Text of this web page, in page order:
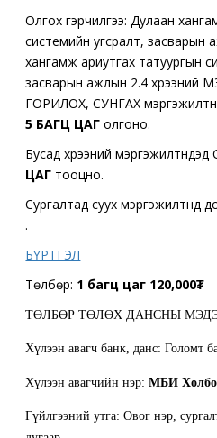
Олгох гэрчилгээ: Дулаан
системийн угсралт, засварын
хангамж ариутгах татуургын
засварын ажлын 2.4 хүрээний
ГОРИЛОХ, СУНГАХ
5 БАГЦ ЦАГ олгоно.
Бусад хүрээний
ЦАГ тооцно.
Сургалтад суух мэргэжилтнүүд
үү.
БҮРТГЭЛ
Төлбөр: 1 багц цаг 120,000₮
ТӨЛБӨР ТӨЛӨХ ДАНСНЫ
Хүлээн авагч банк, данс: Голомт
Хүлээн авагчийн нэр:МБИ
Гүйлгээний утга: Овог нэр,